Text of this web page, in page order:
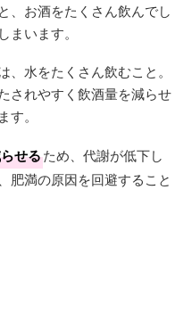
、お酒をたくさん飲んでし
います。
水をたくさん飲むこと。
されやすく飲酒量を減らせ
。
せるため、代謝が低下し
肥満の原因を回避すること